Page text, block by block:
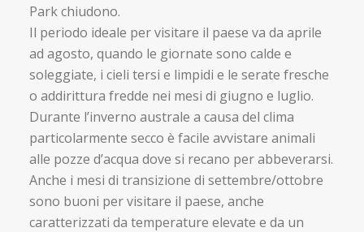
Park chiudono.
Il periodo ideale per visitare il paese va da aprile
ad agosto, quando le giornate sono calde e
soleggiate, i cieli tersi e limpidi e le serate fresche
o addirittura fredde nei mesi di giugno e luglio.
Durante l’inverno australe a causa del clima
particolarmente secco è facile avvistare animali
alle pozze d’acqua dove si recano per abbeverarsi.
Anche i mesi di transizione di settembre/ottobre
sono buoni per visitare il paese, anche
caratterizzati da temperature elevate e da un